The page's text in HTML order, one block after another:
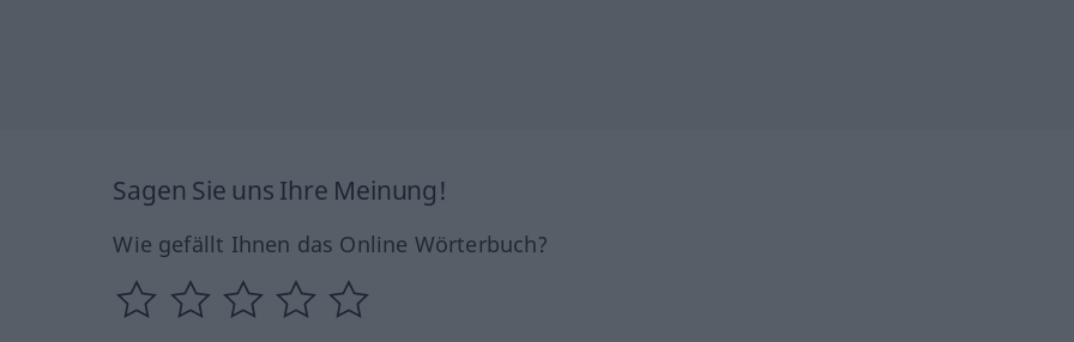
Sagen Sie uns Ihre Meinung!
Wie gefällt Ihnen das Online Wörterbuch?